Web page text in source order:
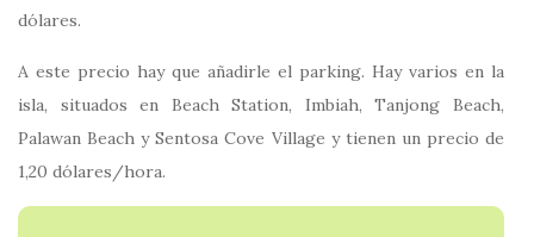
dólares.
A este precio hay que añadirle el parking. Hay varios en la
isla, situados en Beach Station, Imbiah, Tanjong Beach,
Palawan Beach y Sentosa Cove Village y tienen un precio de
1,20 dólares/hora.